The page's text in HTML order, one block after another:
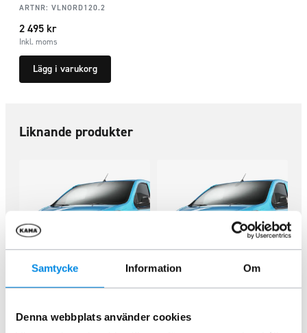
Samtycke Information Om
Denna webbplats använder cookies
ARTNR: VLNORD120.2
2 495 kr
Inkl. moms
Lägg i varukorg
Liknande produkter
Expert 2024+
2024+